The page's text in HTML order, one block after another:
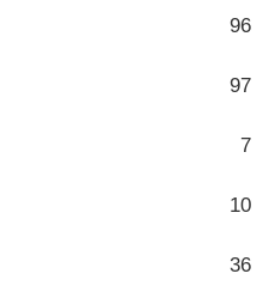
96
97
7
10
36